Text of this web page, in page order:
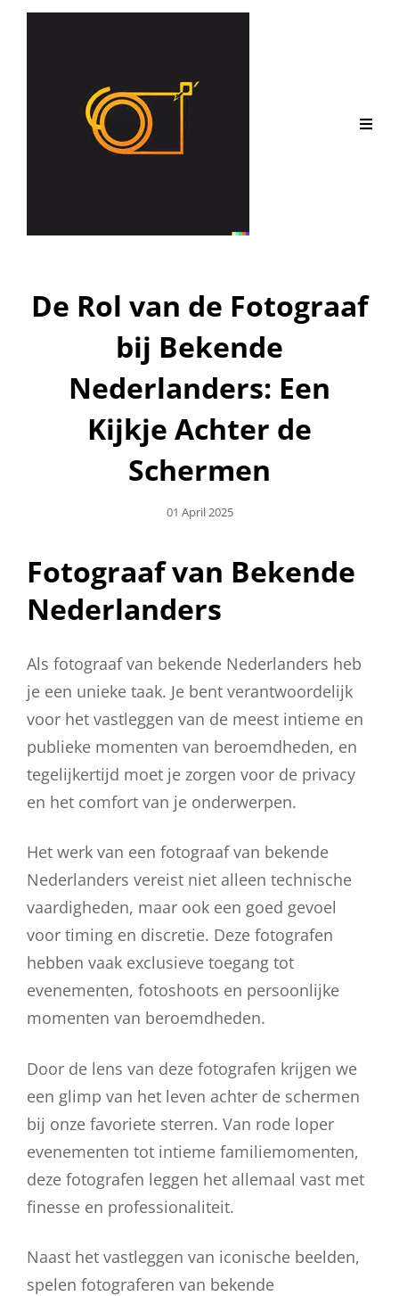
De Rol van de Fotograaf
bij Bekende
Nederlanders: Een
Kijkje Achter de
Schermen
Geplaatst
01 April 2025
Fotograaf van Bekende
Nederlanders
Als fotograaf van bekende Nederlanders heb
je een unieke taak. Je bent verantwoordelijk
voor het vastleggen van de meest intieme en
publieke momenten van beroemdheden, en
tegelijkertijd moet je zorgen voor de privacy
en het comfort van je onderwerpen.
Het werk van een fotograaf van bekende
Nederlanders vereist niet alleen technische
vaardigheden, maar ook een goed gevoel
voor timing en discretie. Deze fotografen
hebben vaak exclusieve toegang tot
evenementen, fotoshoots en persoonlijke
momenten van beroemdheden.
Door de lens van deze fotografen krijgen we
een glimp van het leven achter de schermen
bij onze favoriete sterren. Van rode loper
evenementen tot intieme familiemomenten,
deze fotografen leggen het allemaal vast met
finesse en professionaliteit.
Naast het vastleggen van iconische beelden,
spelen fotograferen van bekende